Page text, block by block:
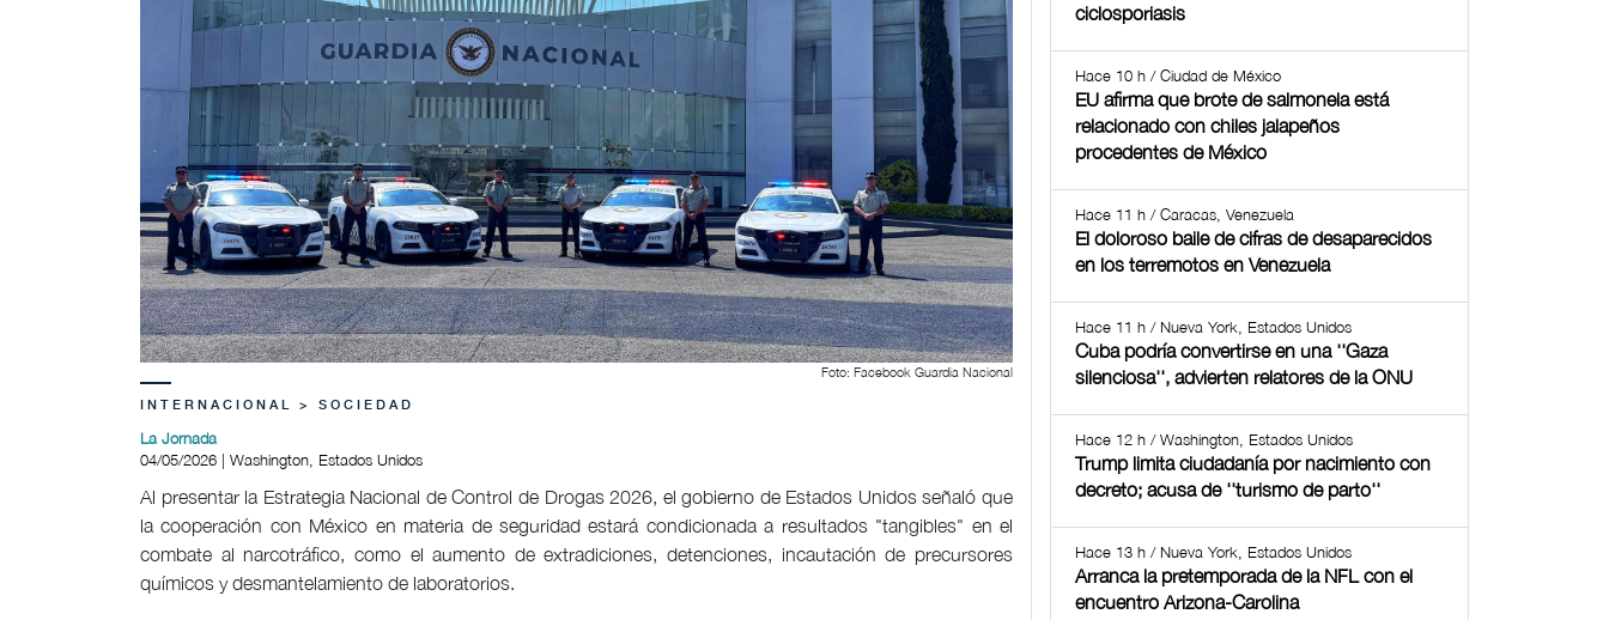
Foto: Facebook Guardia Nacional
INTERNACIONAL > SOCIEDAD
La Jornada
04/05/2026 | Washington, Estados Unidos
Al presentar la Estrategia Nacional de Control de Drogas 2026, el gobierno de Estados Unidos señaló que
la cooperación con México en materia de seguridad estará condicionada a resultados "tangibles" en el
combate al narcotráfico, como el aumento de extradiciones, detenciones, incautación de precursores
químicos y desmantelamiento de laboratorios.
ciclosporiasis
Hace 10 h / Ciudad de México
EU afirma que brote de salmonela está
relacionado con chiles jalapeños
procedentes de México
Hace 11 h / Caracas, Venezuela
El doloroso baile de cifras de desaparecidos
en los terremotos en Venezuela
Hace 11 h / Nueva York, Estados Unidos
Cuba podría convertirse en una ''Gaza
silenciosa'', advierten relatores de la ONU
Hace 12 h / Washington, Estados Unidos
Trump limita ciudadanía por nacimiento con
decreto; acusa de ''turismo de parto''
Hace 13 h / Nueva York, Estados Unidos
Arranca la pretemporada de la NFL con el
encuentro Arizona-Carolina